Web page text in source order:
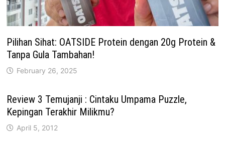
Pilihan Sihat: OATSIDE Protein dengan 20g Protein &
Tanpa Gula Tambahan!
February 26, 2025
Review 3 Temujanji : Cintaku Umpama Puzzle,
Kepingan Terakhir Milikmu?
April 5, 2012